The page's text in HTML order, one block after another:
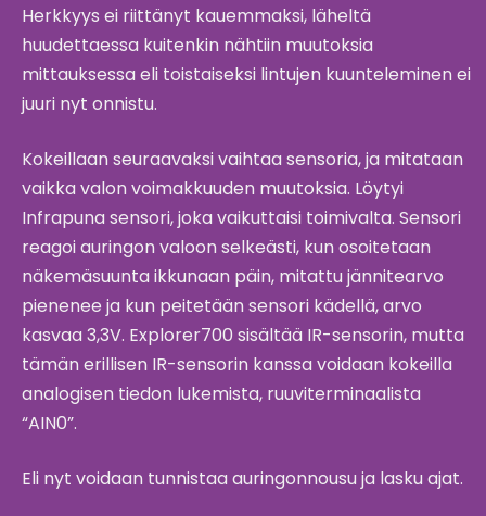
Herkkyys ei riittänyt kauemmaksi, läheltä
huudettaessa kuitenkin nähtiin muutoksia
mittauksessa eli toistaiseksi lintujen kuunteleminen ei
juuri nyt onnistu.
Kokeillaan seuraavaksi vaihtaa sensoria, ja mitataan
vaikka valon voimakkuuden muutoksia. Löytyi
Infrapuna sensori, joka vaikuttaisi toimivalta. Sensori
reagoi auringon valoon selkeästi, kun osoitetaan
näkemäsuunta ikkunaan päin, mitattu jännitearvo
pienenee ja kun peitetään sensori kädellä, arvo
kasvaa 3,3V. Explorer700 sisältää IR-sensorin, mutta
tämän erillisen IR-sensorin kanssa voidaan kokeilla
analogisen tiedon lukemista, ruuviterminaalista
“AIN0”.
Eli nyt voidaan tunnistaa auringonnousu ja lasku ajat.